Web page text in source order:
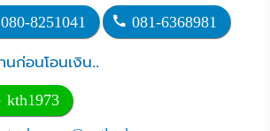
080-8251041 081-6368981
นก่อนโอนเงิน..
kth1973